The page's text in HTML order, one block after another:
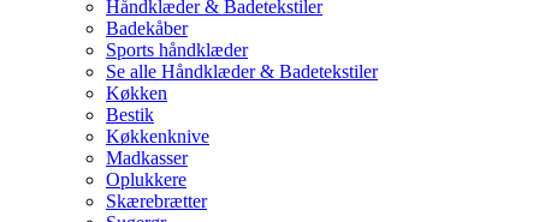
Håndklæder & Badetekstiler
Badekåber
Sports håndklæder
Se alle Håndklæder & Badetekstiler
Køkken
Bestik
Køkkenknive
Madkasser
Oplukkere
Skærebrætter